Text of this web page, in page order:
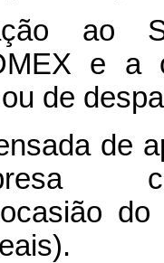
ao
e a
de
de